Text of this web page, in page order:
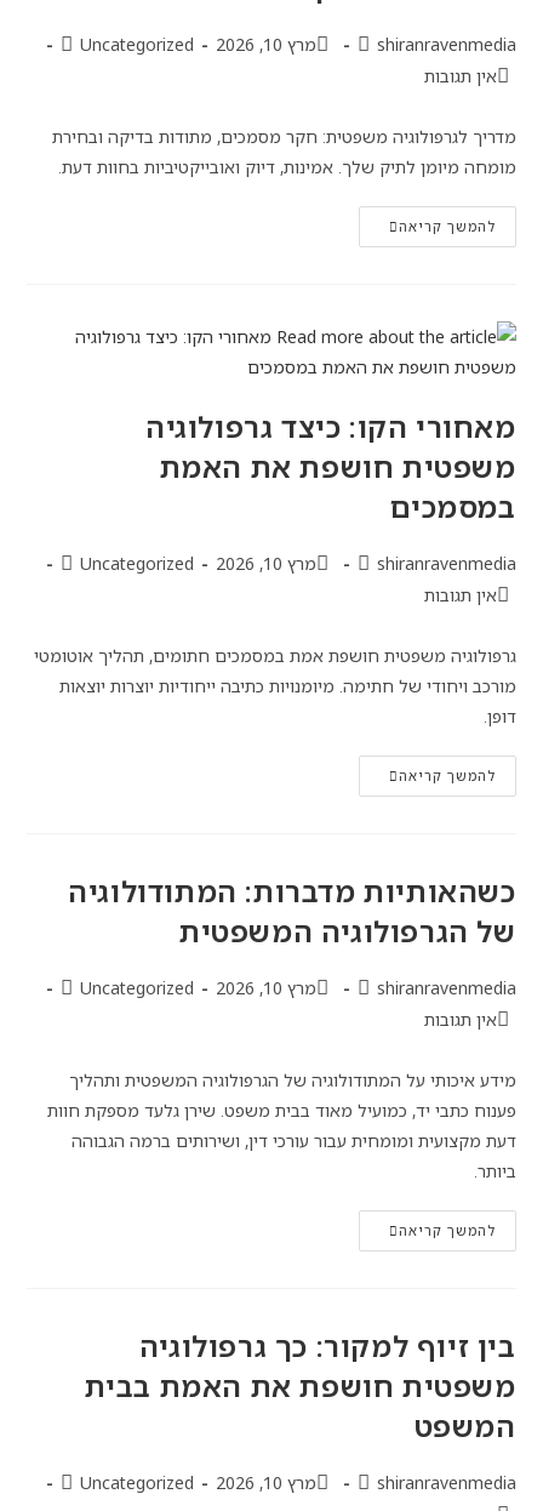
shiranravenmedia מרץ 10, 2026
Uncategorized
אין תגובות
מדריך לגרפולוגיה משפטית: חקר מסמכים, מתודות בדיקה ובחירת
מומחה מיומן לתיק שלך. אמינות, דיוק ואובייקטיביות בחוות דעת.
להמשך קריאה
מאחורי הקו: כיצד גרפולוגיה
משפטית חושפת את האמת
במסמכים
shiranravenmedia מרץ 10, 2026
Uncategorized
אין תגובות
גרפולוגיה משפטית חושפת אמת במסמכים חתומים, תהליך אוטומטי
מורכב ויחודי של חתימה. מיומנויות כתיבה ייחודיות יוצרות יוצאות
דופן.
להמשך קריאה
כשהאותיות מדברות: המתודולוגיה
של הגרפולוגיה המשפטית
shiranravenmedia מרץ 10, 2026
Uncategorized
אין תגובות
מידע איכותי על המתודולוגיה של הגרפולוגיה המשפטית ותהליך
פענוח כתבי יד, כמועיל מאוד בבית משפט. שירן גלעד מספקת חוות
דעת מקצועית ומומחית עבור עורכי דין, ושירותים ברמה הגבוהה
ביותר.
להמשך קריאה
בין זיוף למקור: כך גרפולוגיה
משפטית חושפת את האמת בבית
המשפט
shiranravenmedia מרץ 10, 2026
Uncategorized